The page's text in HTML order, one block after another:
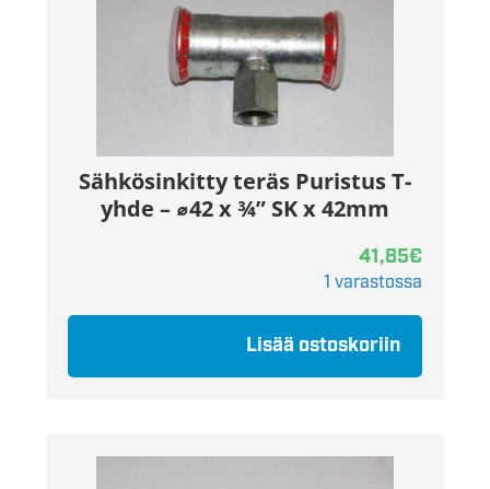
Sähkösinkitty teräs Puristus T-
yhde – ⌀42 x ¾” SK x 42mm
41,85€
1 varastossa
Lisää ostoskoriin